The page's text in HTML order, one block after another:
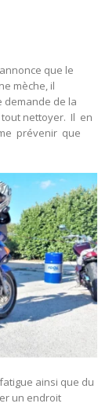
que le
mèche, il
demande de la
tout nettoyer. Il en
prévenir que
ainsi que du
un endroit